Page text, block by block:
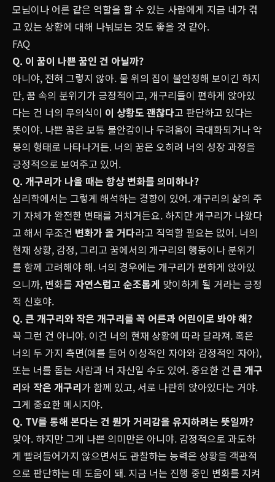
모님이나 어른 같은 역할을 할 수 있는 사람에게 지금 네가 겪
고 있는 상황에 대해 나눠보는 것도 좋을 것 같아.
FAQ
Q. 이 꿈이 나쁜 꿈인 건 아닐까?
아니야, 전혀 그렇지 않아. 물 위의 집이 불안정해 보이긴 하지
만, 꿈 속의 분위기가 긍정적이고, 개구리들이 편하게 앉아있
다는 건 너의 무의식이 이 상황도 괜찮다고 판단하고 있다는
뜻이야. 나쁜 꿈은 보통 불안감이나 두려움이 극대화되거나 악
몽의 형태로 나타나거든. 너의 꿈은 오히려 너의 성장 과정을
긍정적으로 보여주고 있어.
Q. 개구리가 나올 때는 항상 변화를 의미하나?
심리학에서는 그렇게 해석하는 경향이 있어. 개구리의 삶의 주
기 자체가 완전한 변태를 거치거든요. 하지만 개구리가 나왔다
고 해서 무조건 변화가 올 거다라고 직역할 필요는 없어. 너의
현재 상황, 감정, 그리고 꿈에서의 개구리의 행동이나 분위기
를 함께 고려해야 해. 너의 경우에는 개구리가 편하게 앉아있
으니까, 변화를 자연스럽고 순조롭게 맞이하게 될 거라는 긍정
적 신호야.
Q. 큰 개구리와 작은 개구리를 꼭 어른과 어린이로 봐야 해?
꼭 그런 건 아니야. 이건 너의 현재 상황에 따라 달라져. 혹은
너의 두 가지 측면(예를 들어 이성적인 자아와 감정적인 자아),
또는 너를 돕는 사람과 너 자신일 수도 있어. 중요한 건 큰 개구
리와 작은 개구리가 함께 있고, 서로 나란히 앉아있다는 거야.
그게 중요한 메시지야.
Q. TV를 통해 본다는 건 뭔가 거리감을 유지하려는 뜻일까?
맞아. 하지만 그게 나쁜 의미만은 아니야. 감정적으로 과도하
게 빨려들어가지 않으면서도 관찰하는 능력은 상황을 객관적
으로 판단하는 데 도움이 돼. 지금 너는 진행 중인 변화를 지켜